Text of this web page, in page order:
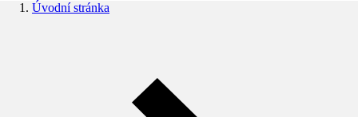
Úvodní stránka